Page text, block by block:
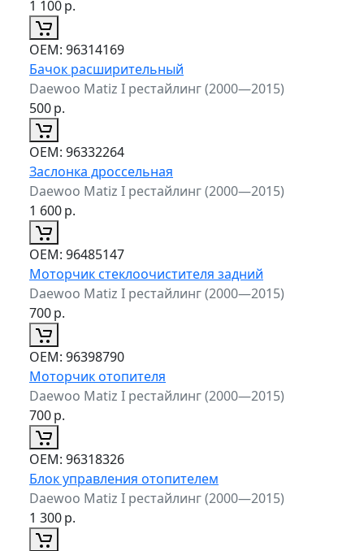
1 100р.
ОЕМ: 96314169
Бачок расширительный
Daewoo Matiz I рестайлинг (2000—2015)
500р.
ОЕМ: 96332264
Заслонка дроссельная
Daewoo Matiz I рестайлинг (2000—2015)
1 600р.
ОЕМ: 96485147
Моторчик стеклоочистителя задний
Daewoo Matiz I рестайлинг (2000—2015)
700р.
ОЕМ: 96398790
Моторчик отопителя
Daewoo Matiz I рестайлинг (2000—2015)
700р.
ОЕМ: 96318326
Блок управления отопителем
Daewoo Matiz I рестайлинг (2000—2015)
1 300р.